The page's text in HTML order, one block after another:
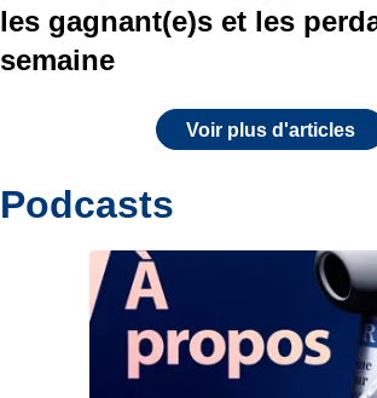
les gagnant(e)s et les
semaine
Voir plus d'articles
Podcasts